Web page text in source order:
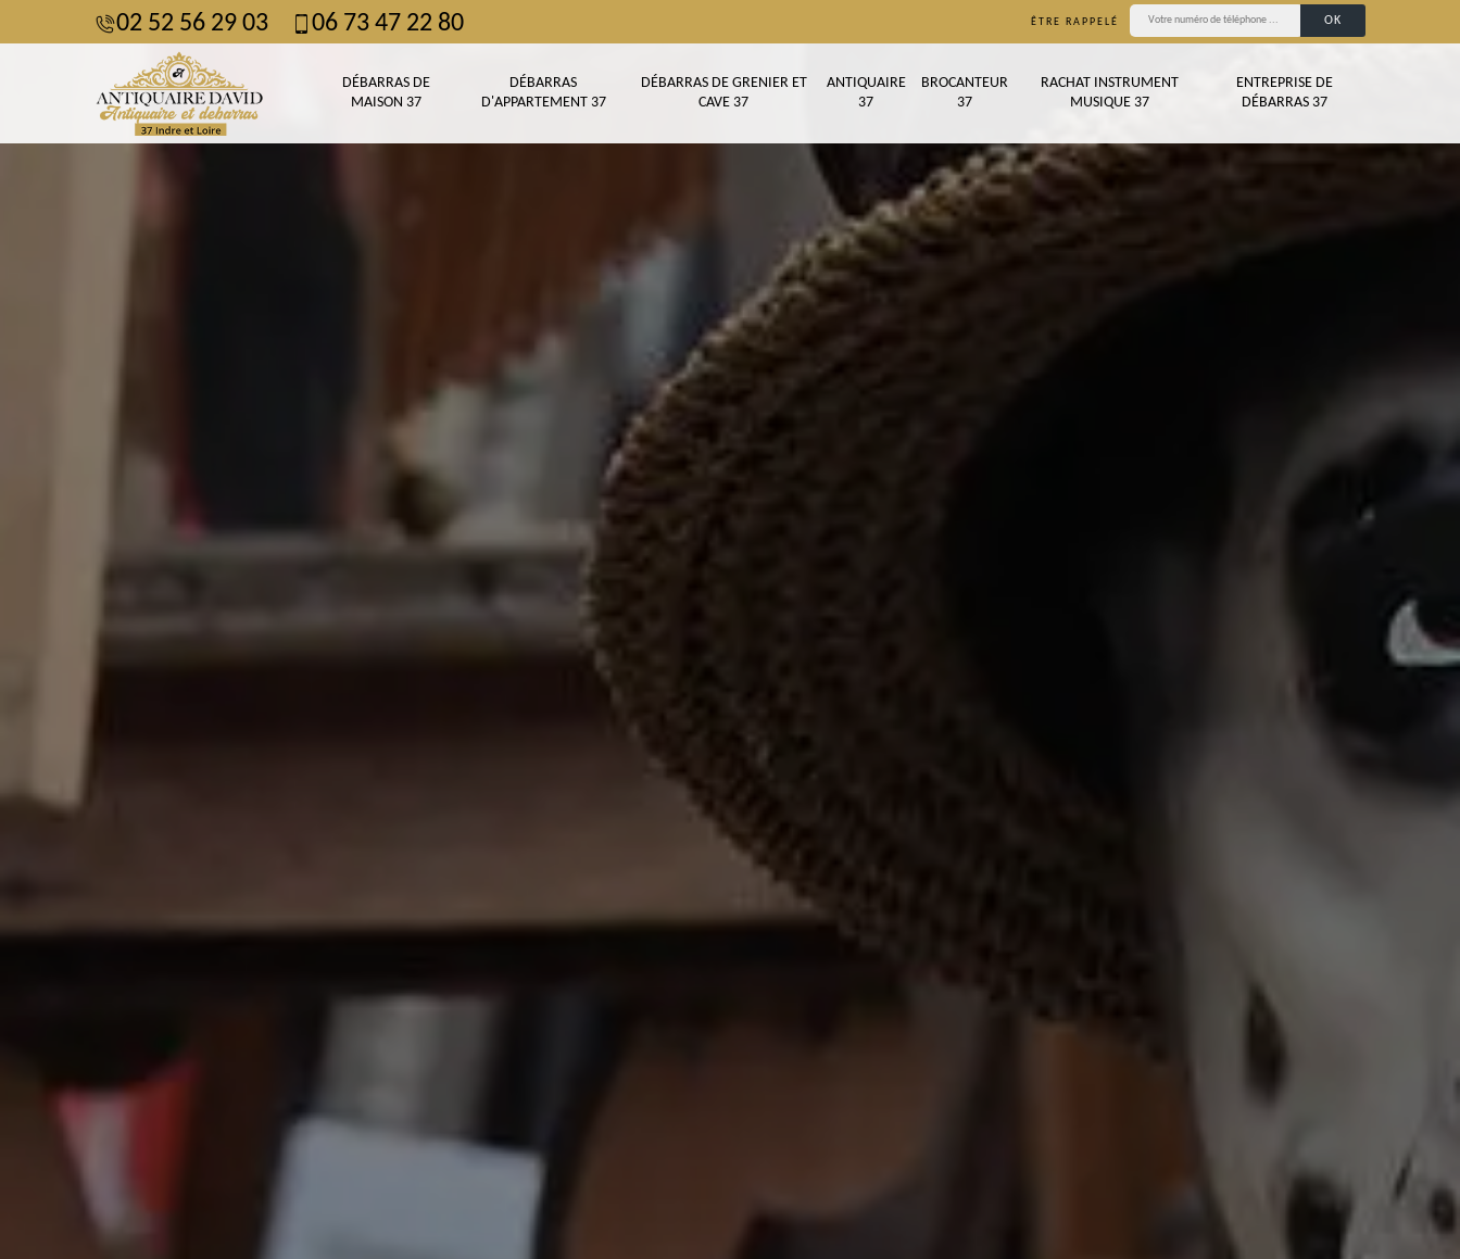
02 52 56 29 03 06 73 47 22 80 ÊTRE RAPPELÉ
DÉBARRAS DE
MAISON 37
DÉBARRAS
D'APPARTEMENT 37
DÉBARRAS DE GRENIER ET
CAVE 37
ANTIQUAIRE
37
BROCANTEUR
37
RACHAT INSTRUMENT
MUSIQUE 37
ENTREPRISE DE
DÉBARRAS 37